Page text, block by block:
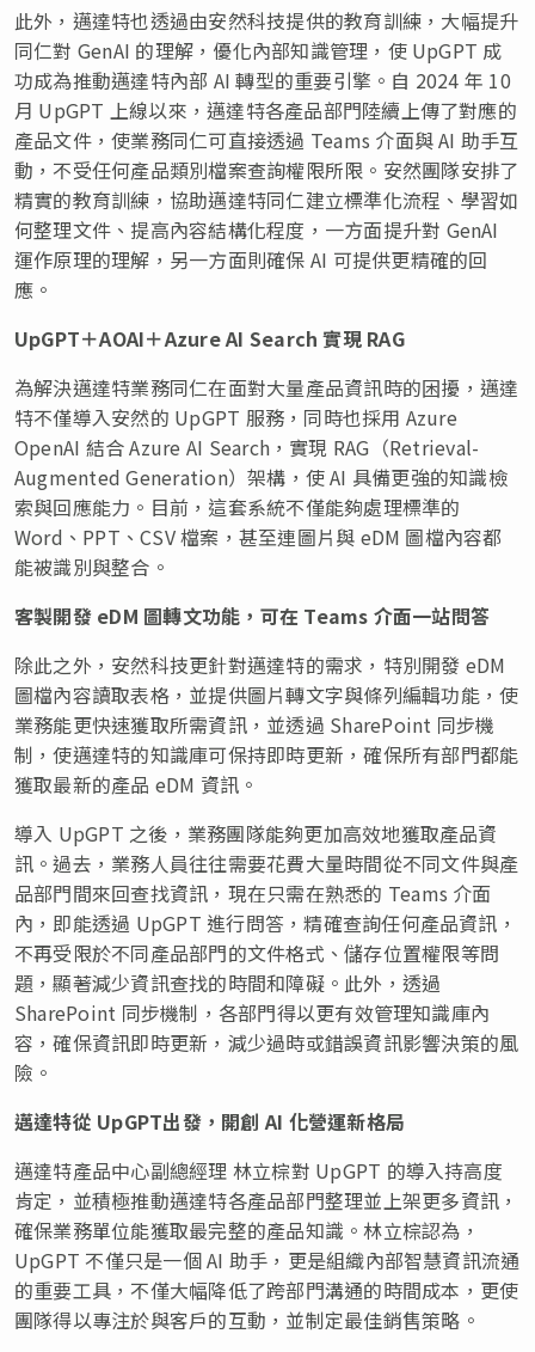
此外，邁達特也透過由安然科技提供的教育訓練，大幅提升
同仁對 GenAI 的理解，優化內部知識管理，使 UpGPT 成
功成為推動邁達特內部 AI 轉型的重要引擎。自 2024 年 10
月 UpGPT 上線以來，邁達特各產品部門陸續上傳了對應的
產品文件，使業務同仁可直接透過 Teams 介面與 AI 助手互
動，不受任何產品類別檔案查詢權限所限。安然團隊安排了
精實的教育訓練，協助邁達特同仁建立標準化流程、學習如
何整理文件、提高內容結構化程度，一方面提升對 GenAI
運作原理的理解，另一方面則確保 AI 可提供更精確的回
應。
UpGPT＋AOAI＋Azure AI Search 實現 RAG
為解決邁達特業務同仁在面對大量產品資訊時的困擾，邁達
特不僅導入安然的 UpGPT 服務，同時也採用 Azure
OpenAI 結合 Azure AI Search，實現 RAG（Retrieval-
Augmented Generation）架構，使 AI 具備更強的知識檢
索與回應能力。目前，這套系統不僅能夠處理標準的
Word、PPT、CSV 檔案，甚至連圖片與 eDM 圖檔內容都
能被識別與整合。
客製開發 eDM 圖轉文功能，可在 Teams 介面一站問答
除此之外，安然科技更針對邁達特的需求，特別開發 eDM
圖檔內容讀取表格，並提供圖片轉文字與條列編輯功能，使
業務能更快速獲取所需資訊，並透過 SharePoint 同步機
制，使邁達特的知識庫可保持即時更新，確保所有部門都能
獲取最新的產品 eDM 資訊。
導入 UpGPT 之後，業務團隊能夠更加高效地獲取產品資
訊。過去，業務人員往往需要花費大量時間從不同文件與產
品部門間來回查找資訊，現在只需在熟悉的 Teams 介面
內，即能透過 UpGPT 進行問答，精確查詢任何產品資訊，
不再受限於不同產品部門的文件格式、儲存位置權限等問
題，顯著減少資訊查找的時間和障礙。此外，透過
SharePoint 同步機制，各部門得以更有效管理知識庫內
容，確保資訊即時更新，減少過時或錯誤資訊影響決策的風
險。
邁達特從 UpGPT出發，開創 AI 化營運新格局
邁達特產品中心副總經理 林立棕對 UpGPT 的導入持高度
肯定，並積極推動邁達特各產品部門整理並上架更多資訊，
確保業務單位能獲取最完整的產品知識。林立棕認為，
UpGPT 不僅只是一個 AI 助手，更是組織內部智慧資訊流通
的重要工具，不僅大幅降低了跨部門溝通的時間成本，更使
團隊得以專注於與客戶的互動，並制定最佳銷售策略。